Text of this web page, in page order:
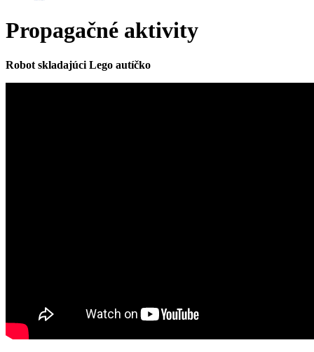
Propagačné aktivity
Robot skladajúci Lego autíčko